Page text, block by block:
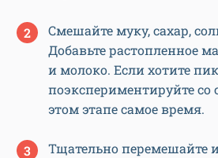
Смешайте муку, сахар,
Добавьте растопленное
и молоко. Если хотите
поэкспериментируйте
этом этапе самое время.
Тщательно перемешайте